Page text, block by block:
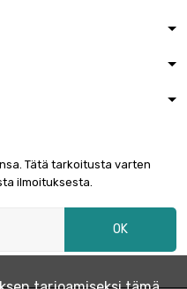
€ 
Tätä tarkoitusta varten
ilmoituksesta.
OK